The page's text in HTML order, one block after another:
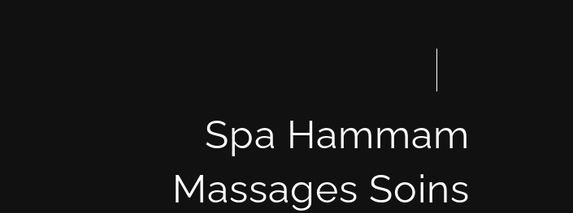
Spa Hammam
Massages Soins